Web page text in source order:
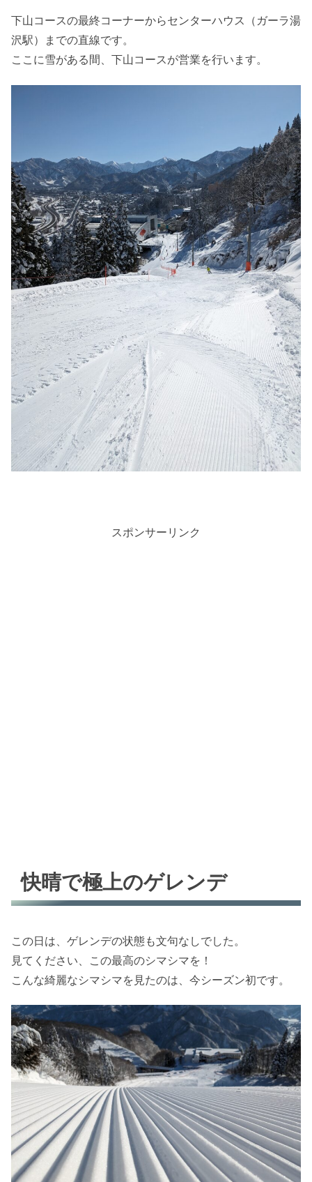
下山コースの最終コーナーからセンターハウス（ガーラ湯
沢駅）までの直線です。
ここに雪がある間、下山コースが営業を行います。
スポンサーリンク
快晴で極上のゲレンデ
この日は、ゲレンデの状態も文句なしでした。
見てください、この最高のシマシマを！
こんな綺麗なシマシマを見たのは、今シーズン初です。